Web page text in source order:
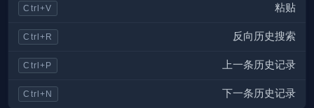
Ctrl+V 粘贴
Ctrl+R 反向历史搜索
Ctrl+P 上一条历史记录
Ctrl+N 下一条历史记录